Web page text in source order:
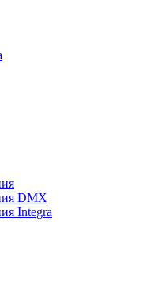
DMX
Integra